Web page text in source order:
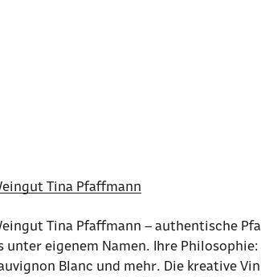
Tina Pfaffmann
Tina Pfaffmann – authentische
unter eigenem Namen. Ihre
Blanc und mehr. Die kreative